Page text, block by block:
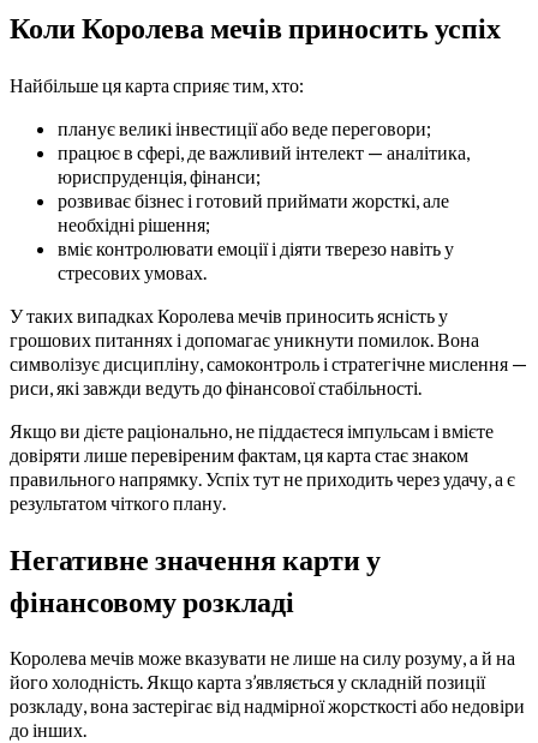
Коли Королева мечів приносить успіх
Найбільше ця карта сприяє тим, хто:
планує великі інвестиції або веде переговори;
працює в сфері, де важливий інтелект — аналітика,
юриспруденція, фінанси;
розвиває бізнес і готовий приймати жорсткі, але
необхідні рішення;
вміє контролювати емоції і діяти тверезо навіть у
стресових умовах.
У таких випадках Королева мечів приносить ясність у
грошових питаннях і допомагає уникнути помилок. Вона
символізує дисципліну, самоконтроль і стратегічне мислення —
риси, які завжди ведуть до фінансової стабільності.
Якщо ви дієте раціонально, не піддаєтеся імпульсам і вмієте
довіряти лише перевіреним фактам, ця карта стає знаком
правильного напрямку. Успіх тут не приходить через удачу, а є
результатом чіткого плану.
Негативне значення карти у
фінансовому розкладі
Королева мечів може вказувати не лише на силу розуму, а й на
його холодність. Якщо карта з’являється у складній позиції
розкладу, вона застерігає від надмірної жорсткості або недовіри
до інших.